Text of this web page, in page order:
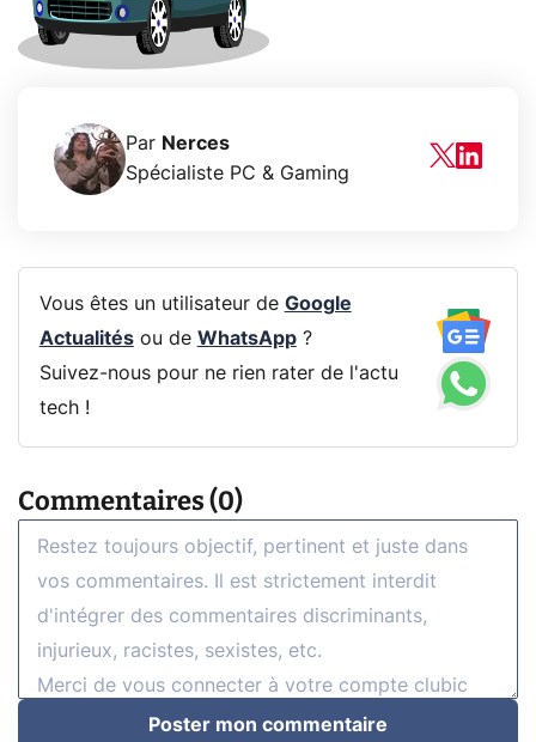
Par Nerces
Spécialiste PC & Gaming
Vous êtes un utilisateur de Google
Actualitésou de WhatsApp?
Suivez-nous pour ne rien rater de l'actu
tech !
Commentaires (0)
Poster mon commentaire